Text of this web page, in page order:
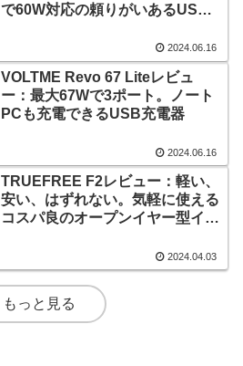
で60W対応の頼りがいあるUSB-
2024.06.16
VOLTME Revo 67 Liteレビュ
ー：最大67Wで3ポート。ノート
PCも充電できるUSB充電器
2024.06.16
TRUEFREE F2レビュー：軽い、
安い、はずれない。気軽に使える
コスパ良のオープンイヤー型イヤ
2024.04.03
もっと見る